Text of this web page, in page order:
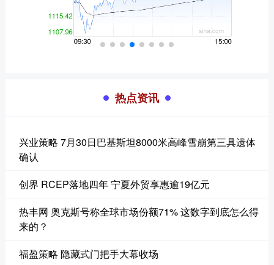
热点资讯
兴业策略 7月30日巴基斯坦8000米高峰雪崩第三具遗体
确认
创界 RCEP落地四年 宁夏外贸享惠逾19亿元
热丰网 奥克斯号称全球市场份额71% 这数字到底怎么得
来的？
福盈策略 隐藏式门把手大幕收场